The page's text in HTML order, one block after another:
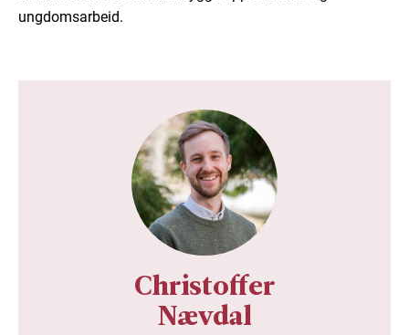
ungdomsarbeid.
Christoffer
Nævdal